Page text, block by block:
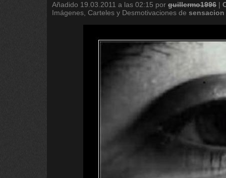
Añadido 19.03.2011 a las 02:15 por guillermo1996 |
Imágenes, Carteles y Desmotivaciones de sensacion